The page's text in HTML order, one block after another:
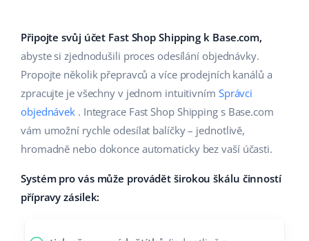
Správa přepravy
Automatizace procesů
Base Connect
AI pro e-commerce
Base Analytics
Domov a zahrada
Výrobky pro děti
Elektronika
Automobilové díly
Supermarket
Podpora
Akademie
Blog
Kalendář webinářů a eventů
Služby
Čeština
english (US)
english (GB)
english (IN)
deutsch
Připojte svůj účet Fast Shop Shipping k Base.com,
abyste si zjednodušili proces odesílání objednávky.
Propojte několik přepravců a více prodejních kanálů a
zpracujte je všechny v jednom intuitivním Správci
objednávek . Integrace Fast Shop Shipping s Base.com
vám umožní rychle odesílat balíčky – jednotlivě,
hromadně nebo dokonce automaticky bez vaší účasti.
Systém pro vás může provádět širokou škálu činností
přípravy zásilek: